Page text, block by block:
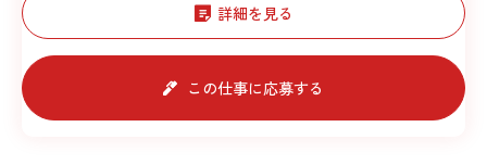
詳細を見る
この仕事に応募する